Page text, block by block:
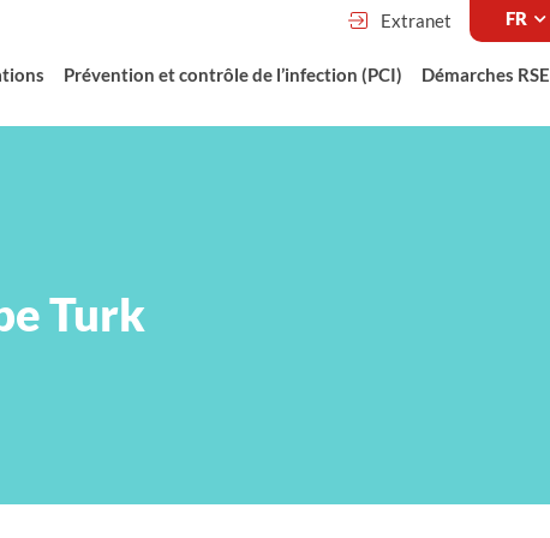
Extranet
Prévention et contrôle de l’infection (PCI) Démarches RSE
Turk